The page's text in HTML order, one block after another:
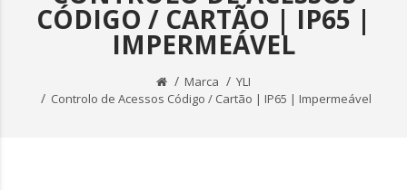
CÓDIGO / CARTÃO | IP65 |
IMPERMEÁVEL
Marca
YLI
Controlo de Acessos Código / Cartão | IP65 | Impermeável